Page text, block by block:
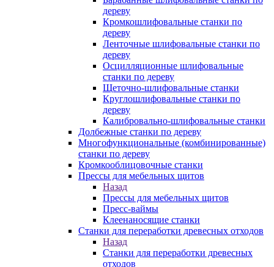
дереву
Кромкошлифовальные станки по
дереву
Ленточные шлифовальные станки по
дереву
Осцилляционные шлифовальные
станки по дереву
Щеточно-шлифовальные станки
Круглошлифовальные станки по
дереву
Калибровально-шлифовальные станки
Долбежные станки по дереву
Многофункциональные (комбинированные)
станки по дереву
Кромкооблицовочные станки
Прессы для мебельных щитов
Назад
Прессы для мебельных щитов
Пресс-ваймы
Клеенаносящие станки
Станки для переработки древесных отходов
Назад
Станки для переработки древесных
отходов